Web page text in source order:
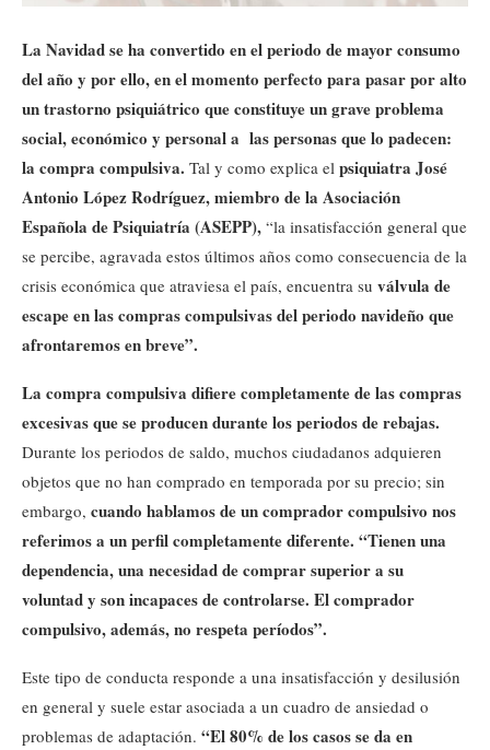
La Navidad se ha convertido en el periodo de mayor consumo
del año y por ello, en el momento perfecto para pasar por alto
un trastorno psiquiátrico que constituye un grave problema
social, económico y personal a las personas que lo padecen:
la compra compulsiva. Tal y como explica el psiquiatra José
Antonio López Rodríguez, miembro de la Asociación
Española de Psiquiatría (ASEPP), “la insatisfacción general que
se percibe, agravada estos últimos años como consecuencia de la
crisis económica que atraviesa el país, encuentra su válvula de
escape en las compras compulsivas del periodo navideño que
afrontaremos en breve”.
La compra compulsiva difiere completamente de las compras
excesivas que se producen durante los periodos de rebajas.
Durante los periodos de saldo, muchos ciudadanos adquieren
objetos que no han comprado en temporada por su precio; sin
embargo, cuando hablamos de un comprador compulsivo nos
referimos a un perfil completamente diferente. “Tienen una
dependencia, una necesidad de comprar superior a su
voluntad y son incapaces de controlarse. El comprador
compulsivo, además, no respeta períodos”.
Este tipo de conducta responde a una insatisfacción y desilusión
en general y suele estar asociada a un cuadro de ansiedad o
problemas de adaptación. “El 80% de los casos se da en